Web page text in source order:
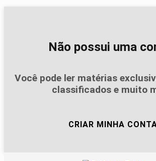
Não possui uma
Você pode ler matérias
classificados e muito
CRIAR MINHA